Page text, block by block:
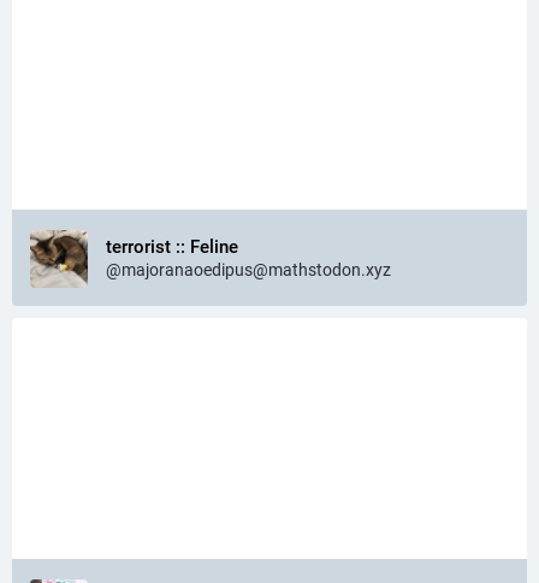
terrorist :: Feline
@majoranaoedipus@mathstodon.xyz